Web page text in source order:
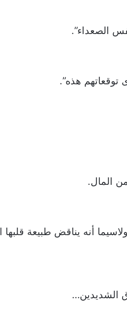
الصعداء”.
توقعاتهم هذه”.
المال.
أنه يناقض طبيعة قلبها
الشديدين…